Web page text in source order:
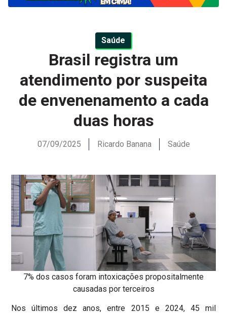
Saúde
Brasil registra um
atendimento por suspeita
de envenenamento a cada
duas horas
07/09/2025 Ricardo Banana Saúde
7% dos casos foram intoxicações propositalmente
causadas por terceiros
Nos últimos dez anos, entre 2015 e 2024, 45 mil